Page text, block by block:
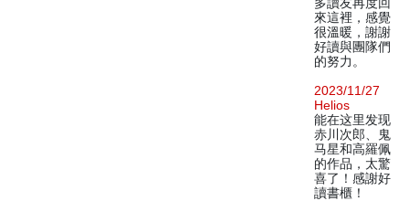
來這裡，感覺
很溫暖，謝謝
好讀與團隊們
的努力。
2023/11/27
Helios
能在这里发现
赤川次郎、鬼
马星和高羅佩
的作品，太驚
喜了！感謝好
讀書櫃！